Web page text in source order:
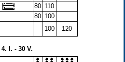
80 110
80 100
100 120
4. I. - 30 V.